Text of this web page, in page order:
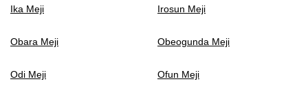
Ika Meji Irosun Meji
Obara Meji Obeogunda Meji
Odi Meji Ofun Meji